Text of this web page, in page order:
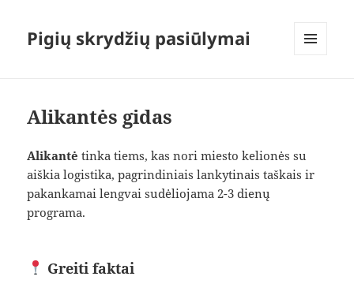
Pigių skrydžių pasiūlymai
Alikantės gidas
Alikantė tinka tiems, kas nori miesto kelionės su
aiškia logistika, pagrindiniais lankytinais taškais ir
pakankamai lengvai sudėliojama 2-3 dienų
programa.
Greiti faktai